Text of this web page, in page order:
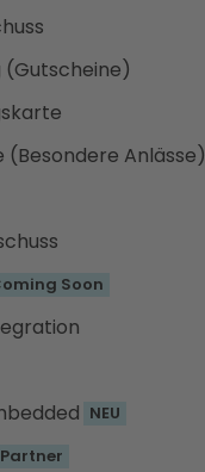
(Gutscheine)
(Besondere Anlässe)
Soon
NEU
Partner